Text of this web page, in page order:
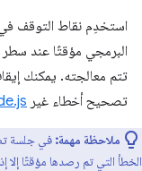
استخدِم نقاط التوقف في
البرمجي مؤقتًا عند سطر
تتم معالجته. يمكنك
تصحيح أخطاء غير
ملاحظة مهمة:
الخطأ التي تم رصدها مؤقتًا إلا